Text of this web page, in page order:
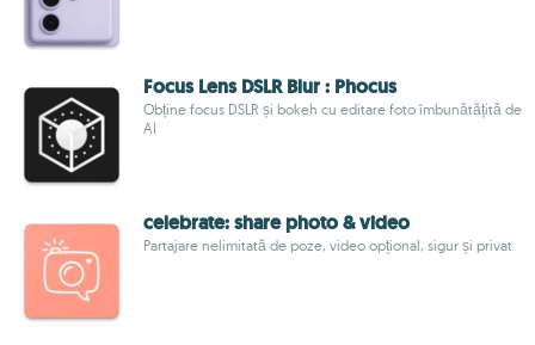
Focus Lens DSLR Blur : Phocus
Obține focus DSLR și bokeh cu editare foto îmbunătățită de
AI
celebrate: share photo & video
Partajare nelimitată de poze, video opțional, sigur și privat